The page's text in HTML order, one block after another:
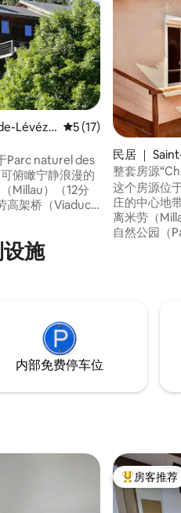
评价
Lévézo 平均评分 5 分（满分 5
5 (17)
Parc naturel des
俯瞰宁静浪漫的
Millau）（12分
高架桥（Viaduc
里是放松身心的
独特的天体拱
民居 ｜
整套房源
这个房源位
庄的中心地
离米劳（
自然公园（
上营业）。
施
内部免费停车位
热门「房客
房客推荐